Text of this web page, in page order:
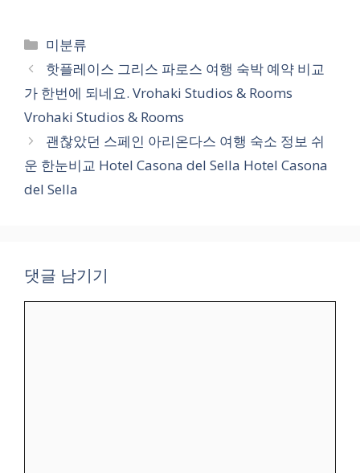
카
테
고
리
미분류
핫플레이스 그리스 파로스 여행 숙박 예약 비교
가 한번에 되네요. Vrohaki Studios & Rooms
Vrohaki Studios & Rooms
괜찮았던 스페인 아리온다스 여행 숙소 정보 쉬
운 한눈비교 Hotel Casona del Sella Hotel Casona
del Sella
댓글 남기기